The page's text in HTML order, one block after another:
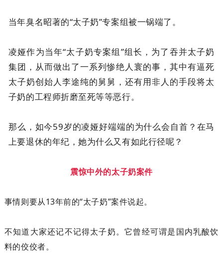
当年臭名昭著的“太子奶”专案组被一锅端了。
凌娅作为当年“太子奶专案组”组长，为了吞并太子奶
集团，从而做出了一系列惨绝人寰的事，其中有逼死
太子奶创始人李途纯的舅舅，还有用非人的手段将太
子奶的工程师折磨至死等等恶行。
那么，如今59岁的凌娅好端端的为什么会自首？在马
上要退休的年纪，她为什么又有如此行径呢？
震惊中外的太子奶案件
事情则要从13年前的“太子奶”案件说起。
不知道大家还记不记得太子奶。它曾经可谓是国内乳酸饮
料的佼佼者。